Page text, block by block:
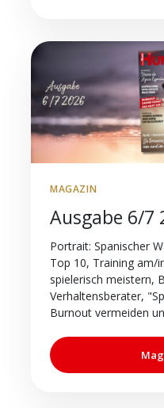
MAGAZIN
Ausgabe 6/7
Portrait: Spanischer
Top 10, Training am/
spielerisch meistern,
Verhaltensberater,
Burnout vermeiden